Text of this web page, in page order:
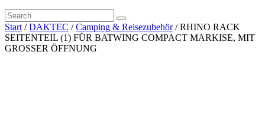
Start /DAKTEC /Camping & Reisezubehör/ RHINO RACK
SEITENTEIL (1) FÜR BATWING COMPACT MARKISE, MIT
GROSSER ÖFFNUNG